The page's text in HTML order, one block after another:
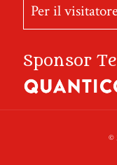
Per il
Sponsor
©